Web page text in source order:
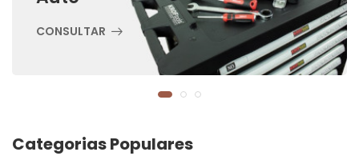
CONSULTAR
Categorias Populares